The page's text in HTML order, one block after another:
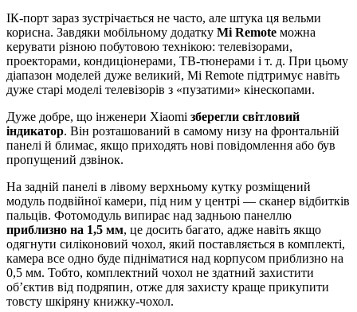
ІК-порт зараз зустрічається не часто, але штука ця вельми
корисна. Завдяки мобільному додатку Mi Remote можна
керувати різною побутовою технікою: телевізорами,
проекторами, кондиціонерами, ТВ-тюнерами і т. д. При цьому
діапазон моделей дуже великий, Mi Remote підтримує навіть
дуже старі моделі телевізорів з «пузатими» кінескопами.
Дуже добре, що інженери Xiaomi зберегли світловий
індикатор. Він розташований в самому низу на фронтальній
панелі й блимає, якщо приходять нові повідомлення або був
пропущений дзвінок.
На задній панелі в лівому верхньому кутку розміщений
модуль подвійної камери, під ним у центрі — сканер відбитків
пальців. Фотомодуль випирає над задньою панеллю
приблизно на 1,5 мм, це досить багато, адже навіть якщо
одягнути силіконовий чохол, який поставляється в комплекті,
камера все одно буде підніматися над корпусом приблизно на
0,5 мм. Тобто, комплектний чохол не здатний захистити
об’єктив від подряпин, отже для захисту краще прикупити
товсту шкіряну книжку-чохол.